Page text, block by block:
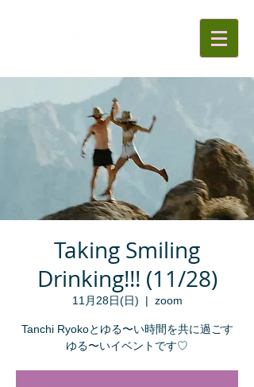
Taking Smiling
Drinking!!! (11/28)
11月28日(日)
  |
zoom
Tanchi Ryokoとゆる〜い時間を共に過ごす
ゆる〜いイベントです♡